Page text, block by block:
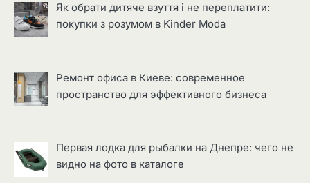
Як обрати дитяче взуття і не переплатити:
покупки з розумом в Kinder Moda
Ремонт офиса в Киеве: современное
пространство для эффективного бизнеса
Первая лодка для рыбалки на Днепре: чего не
видно на фото в каталоге